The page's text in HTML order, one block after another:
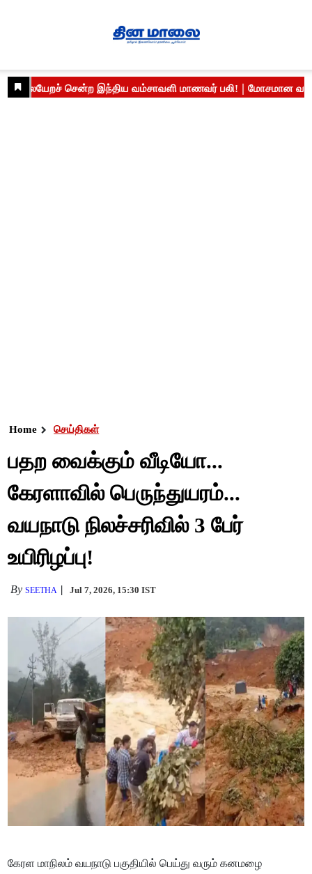
Home செய்திகள்
பதற வைக்கும் வீடியோ...
கேரளாவில் பெருந்துயரம்...
வயநாடு நிலச்சரிவில் 3 பேர்
உயிரிழப்பு!
BySEETHA Jul 7, 2026, 15:30 IST
கேரள மாநிலம் வயநாடு பகுதியில் பெய்து வரும் கனமழை